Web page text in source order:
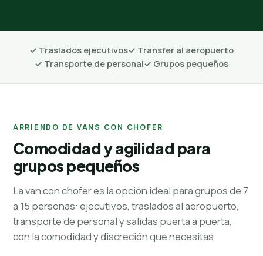
✓ Traslados ejecutivos✓ Transfer al aeropuerto
✓ Transporte de personal✓ Grupos pequeños
ARRIENDO DE VANS CON CHOFER
Comodidad y agilidad para
grupos pequeños
La van con chofer es la opción ideal para grupos de 7
a 15 personas: ejecutivos, traslados al aeropuerto,
transporte de personal y salidas puerta a puerta,
con la comodidad y discreción que necesitas.